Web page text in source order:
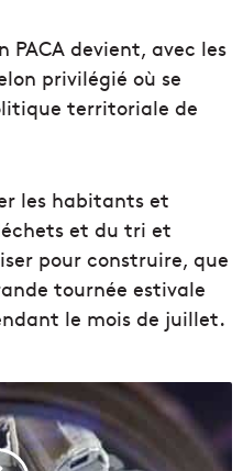
devient, avec les
privilégié où se
territoriale de
les habitants et
et du tri et
pour construire, que
tournée estivale
le mois de juillet.